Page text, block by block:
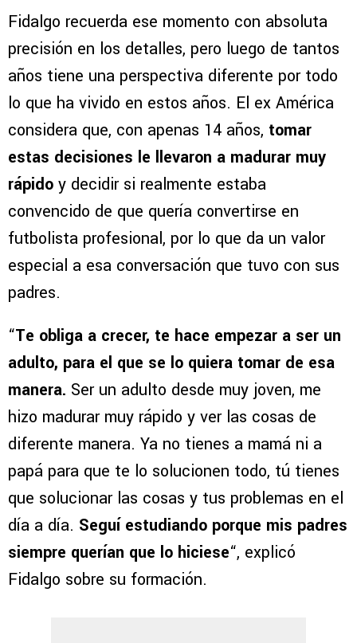
Fidalgo recuerda ese momento con absoluta
precisión en los detalles, pero luego de tantos
años tiene una perspectiva diferente por todo
lo que ha vivido en estos años. El ex América
considera que, con apenas 14 años, tomar
estas decisiones le llevaron a madurar muy
rápido y decidir si realmente estaba
convencido de que quería convertirse en
futbolista profesional, por lo que da un valor
especial a esa conversación que tuvo con sus
padres.
“Te obliga a crecer, te hace empezar a ser un
adulto, para el que se lo quiera tomar de esa
manera. Ser un adulto desde muy joven, me
hizo madurar muy rápido y ver las cosas de
diferente manera. Ya no tienes a mamá ni a
papá para que te lo solucionen todo, tú tienes
que solucionar las cosas y tus problemas en el
día a día. Seguí estudiando porque mis padres
siempre querían que lo hiciese“, explicó
Fidalgo sobre su formación.